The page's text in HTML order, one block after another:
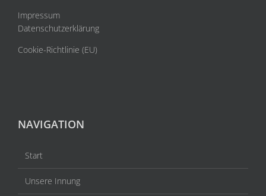
Impressum
Datenschutzerklärung
Cookie-Richtlinie (EU)
NAVIGATION
Start
Unsere Innung